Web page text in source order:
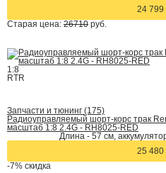
24 799
Старая цена: 26710 руб.
1:8
RTR
Запчасти и тюнинг (175)
Радиоуправляемый шорт-корс трак
масштаб 1:8 2.4G - RH8025-RED
Длина - 57 см,
25 480
-7% скидка